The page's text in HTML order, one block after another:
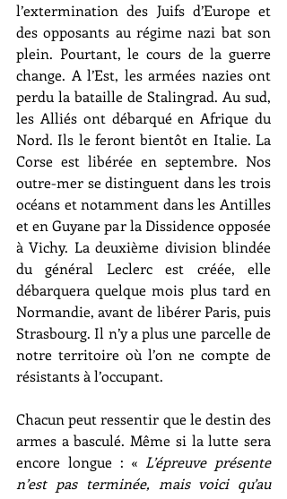
l’extermination des Juifs d’Europe et
des opposants au régime nazi bat son
plein. Pourtant, le cours de la guerre
change. A l’Est, les armées nazies ont
perdu la bataille de Stalingrad. Au sud,
les Alliés ont débarqué en Afrique du
Nord. Ils le feront bientôt en Italie. La
Corse est libérée en septembre. Nos
outre-mer se distinguent dans les trois
océans et notamment dans les Antilles
et en Guyane par la Dissidence opposée
à Vichy. La deuxième division blindée
du général Leclerc est créée, elle
débarquera quelque mois plus tard en
Normandie, avant de libérer Paris, puis
Strasbourg. Il n’y a plus une parcelle de
notre territoire où l’on ne compte de
résistants à l’occupant.
Chacun peut ressentir que le destin des
armes a basculé. Même si la lutte sera
encore longue : « L’épreuve présente
n’est pas terminée, mais voici qu’au